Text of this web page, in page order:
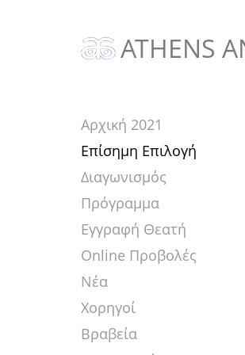
ATHENS
Αρχική 2021
Επίσημη Επιλογή
Διαγωνισμός
Πρόγραμμα
Εγγραφή Θεατή
Online Προβολές
Νέα
Χορηγοί
Βραβεία